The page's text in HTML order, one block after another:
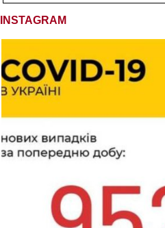
INSTAGRAM